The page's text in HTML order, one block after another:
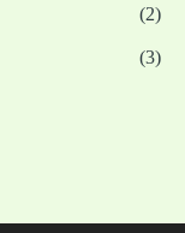
(2)
(3)